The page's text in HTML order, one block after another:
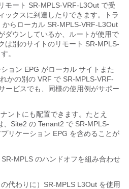
モート SR-MPLS-VRF-L3Out で受
ックスに到達したりできます。トラ
からローカル SR-MPLS-VRF-L3Out
ダウンしているか、ルートが使用で
は別のサイトのリモート SR-MPLS-
。
ョン EPG がローカル サイトまた
かの別の VRF で SR-MPLS-VRF-
ービスでも、同様の使用例がサポー
ントにも配置できます。たとえ
、Site2 の Tenant2 で SR-MPLS-
リケーション EPG を含めることが
MPLS のハンドオフを組み合わせ
代わりに）SR-MPLS L3Out を使用